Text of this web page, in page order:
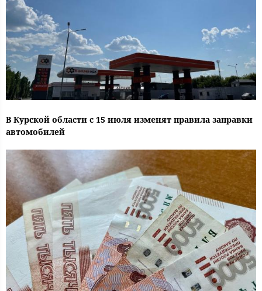
В Курской области с 15 июля изменят правила заправки
автомобилей